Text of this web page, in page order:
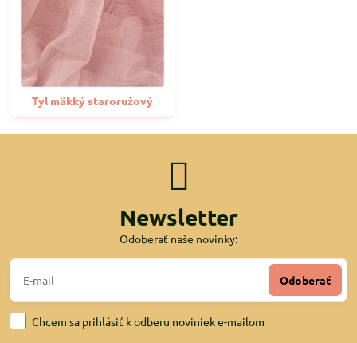
Tyl mäkký staroružový
Newsletter
Odoberať naše novinky:
Odoberať
Chcem sa prihlásiť k odberu noviniek e-mailom